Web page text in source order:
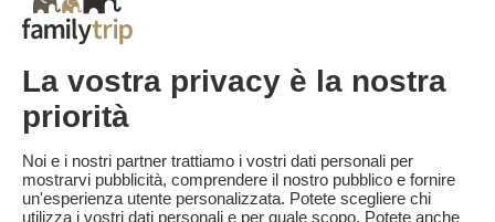
Le penali di cancellazione sono calcolate in base alla seguente
tabella:
- Cancellazione a partire da 30 giorni prima dell'inizio del
soggiorno: trattenuta della caparra.
- Cancellazione a meno di 30 giorni dall'inizio del soggiorno: 100%
del prezzo del soggiorno.
Familytrip consiglia di stipulare un'assicurazione di annullamento
con il suo partner AREAS Assurances. Da sottoscrivere al
momento della prenotazione o entro 24 ore dalla prenotazione
per telefono.
La vostra privacy è la nostra
priorità
Noi e i nostri partner trattiamo i vostri dati personali per
mostrarvi pubblicità, comprendere il nostro pubblico e fornire
un'esperienza utente personalizzata. Potete scegliere chi
utilizza i vostri dati personali e per quale scopo. Potete anche